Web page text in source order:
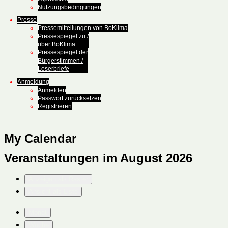
Nutzungsbedingungen
Presse
Pressemitteilungen von BoKlima
Pressespiegel zu /
über BoKlima
Pressespiegel der
Bürgerstimmen /
Leserbriefe
Anmeldung
Anmelden
Passwort zurücksetzen
Registrieren
My Calendar
Veranstaltungen im August 2026